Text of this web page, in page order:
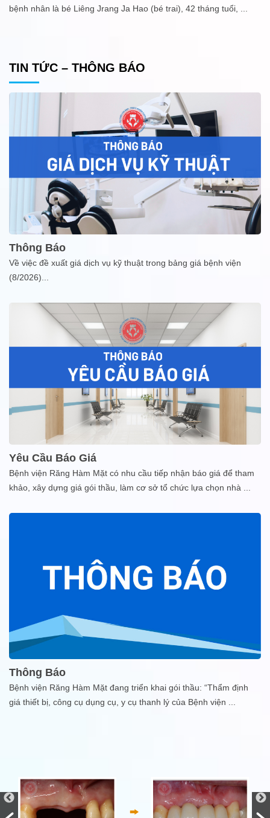
bệnh nhân là bé Liêng Jrang Ja Hao (bé trai), 42 tháng tuổi,
TIN TỨC – THÔNG BÁO
Thông Báo
Về việc đề xuất giá dịch vụ kỹ thuật trong bảng giá bệnh viện
(8/2026)
Yêu Cầu Báo Giá
Bệnh viện Răng Hàm Mặt có nhu cầu tiếp nhận báo giá để tham
khảo, xây dựng giá gói thầu, làm cơ sở tổ chức lựa chọn nhà
Thông Báo
Bệnh viện Răng Hàm Mặt đang triển khai gói thầu: “Thẩm định
giá thiết bị, công cụ dụng cụ, y cụ thanh lý của Bệnh viện